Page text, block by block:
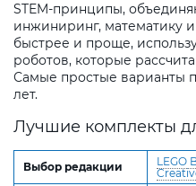
STEM-принципы,
инжиниринг, математику
быстрее и проще,
роботов, которые
Самые простые варианты
лет.
Лучшие комплекты
Выбор редакции
LEGO